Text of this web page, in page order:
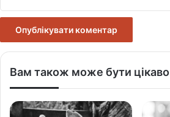
Вам також може бути цікаво